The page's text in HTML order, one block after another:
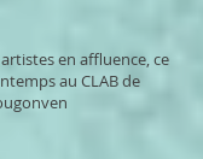
en affluence, ce
au CLAB de